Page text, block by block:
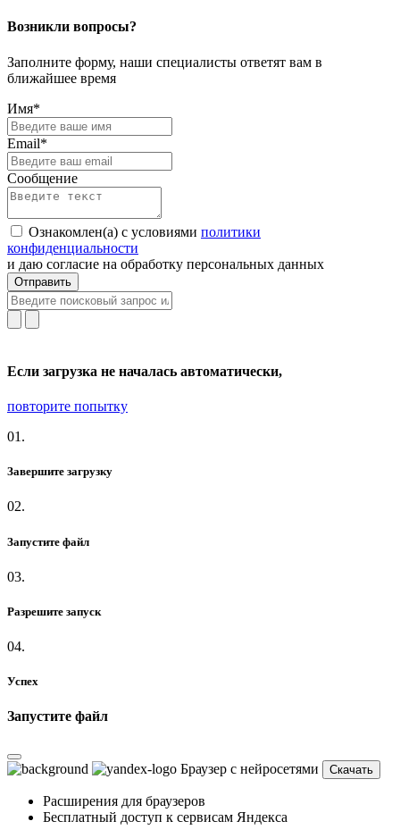
Возникли вопросы?
Заполните форму, наши специалисты ответят вам в
ближайшее время
Имя*
Email*
Сообщение
Ознакомлен(а) с условиями политики
конфиденциальности
и даю согласие на обработку персональных данных
Отправить
Если загрузка не началась автоматически,
повторите попытку
01.
Завершите загрузку
02.
Запустите файл
03.
Разрешите запуск
04.
Успех
Запустите файл
Браузер с нейросетями Скачать
Расширения для браузеров
Бесплатный доступ к сервисам Яндекса